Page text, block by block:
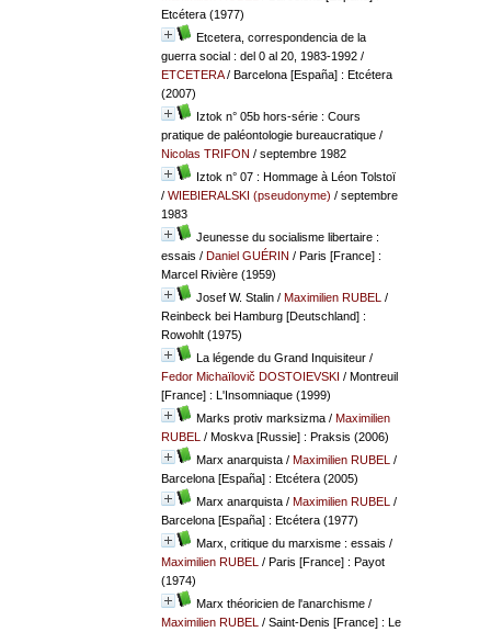
Etcétera (1977)
Etcetera, correspondencia de la
guerra social : del 0 al 20, 1983-1992/
ETCETERA/ Barcelona [España] : Etcétera
(2007)
Iztok n° 05b hors-série : Cours
pratique de paléontologie bureaucratique/
Nicolas TRIFON / septembre 1982
Iztok n° 07 : Hommage à Léon Tolstoï
/ WIEBIERALSKI (pseudonyme) / septembre
1983
Jeunesse du socialisme libertaire :
essais / Daniel GUÉRIN / Paris [France] :
Marcel Rivière (1959)
Josef W. Stalin/ Maximilien RUBEL /
Reinbeck bei Hamburg [Deutschland] :
Rowohlt (1975)
La légende du Grand Inquisiteur/
Fedor Michaïlovič DOSTOIEVSKI / Montreuil
[France] : L'Insomniaque (1999)
Marks protiv marksizma/ Maximilien
RUBEL / Moskva [Russie] : Praksis (2006)
Marx anarquista/ Maximilien RUBEL /
Barcelona [España] : Etcétera (2005)
Marx anarquista/ Maximilien RUBEL /
Barcelona [España] : Etcétera (1977)
Marx, critique du marxisme : essais /
Maximilien RUBEL / Paris [France] : Payot
(1974)
Marx théoricien de l'anarchisme/
Maximilien RUBEL / Saint-Denis [France] : Le